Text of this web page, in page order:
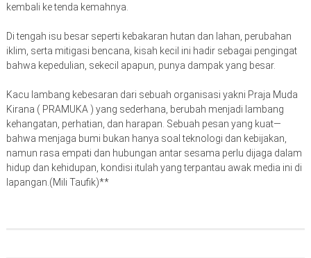
kembali ke tenda kemahnya.
Di tengah isu besar seperti kebakaran hutan dan lahan, perubahan
iklim, serta mitigasi bencana, kisah kecil ini hadir sebagai pengingat
bahwa kepedulian, sekecil apapun, punya dampak yang besar.
Kacu lambang kebesaran dari sebuah organisasi yakni Praja Muda
Kirana ( PRAMUKA ) yang sederhana, berubah menjadi lambang
kehangatan, perhatian, dan harapan. Sebuah pesan yang kuat—
bahwa menjaga bumi bukan hanya soal teknologi dan kebijakan,
namun rasa empati dan hubungan antar sesama perlu dijaga dalam
hidup dan kehidupan, kondisi itulah yang terpantau awak media ini di
lapangan.(Mili Taufik)**